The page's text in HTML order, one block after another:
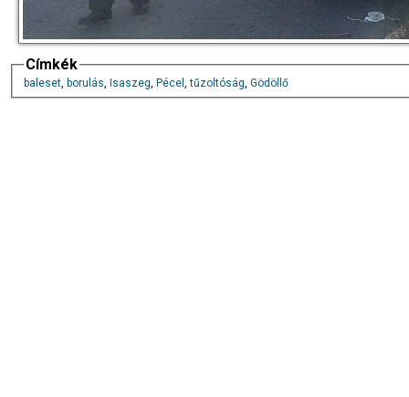
Címkék
baleset, borulás, Isaszeg, Pécel ,tűzoltóság, Gödöllő